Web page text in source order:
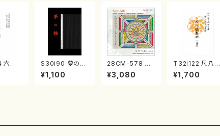
六段
/八橋
都山
S30i90 夢の輪
（箏4，17-2/沢
井比河流/楽譜）
¥1,100
28CM-578 す
ばるの七ツ（二
十絃箏/クラリネ
¥3,080
T32i122 尺八協
奏曲（２）（尺八/
二代 山本邦山/
¥1,700